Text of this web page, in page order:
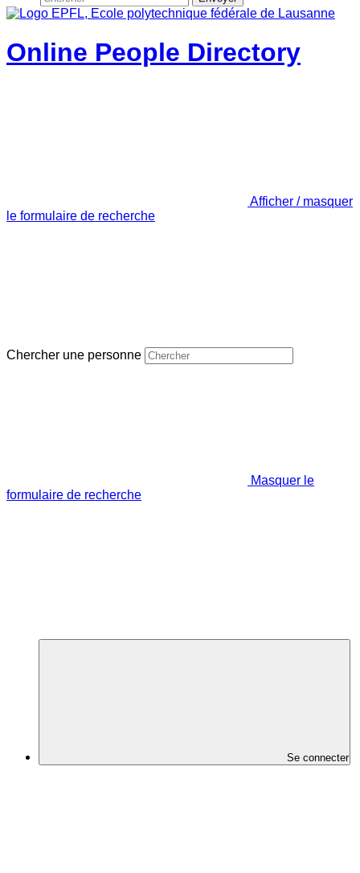
Online People Directory
Afficher / masquer
le formulaire de recherche
Chercher une personne
Masquer le
formulaire de recherche
Se connecter